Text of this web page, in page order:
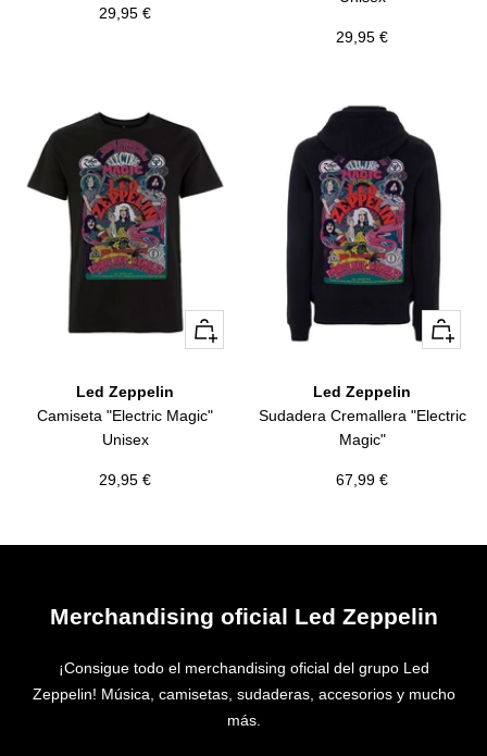
Precio
29,95 €
Precio
29,95 €
Vista
rápida
Led Zeppelin
Camiseta "Electric Magic"
Unisex
Precio
29,95 €
Vista
rápida
Led Zeppelin
Sudadera Cremallera "Electric
Magic"
Precio
67,99 €
Merchandising oficial Led Zeppelin
¡Consigue todo el merchandising oficial del grupo Led
Zeppelin! Música, camisetas, sudaderas, accesorios y mucho
más.